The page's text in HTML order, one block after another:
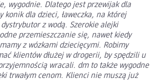
wygodnie. Dlatego jest przewijak dla
konik dla dzieci, ławeczka, na której
z wodą. Szerokie alejki
przemieszczanie się, nawet kiedy
z wózkami dziecięcymi. Robimy
klientów dłużej w drogerii, by spędzili u
wracali. dm to także wygodne
trwałym cenom. Klienci nie muszą już